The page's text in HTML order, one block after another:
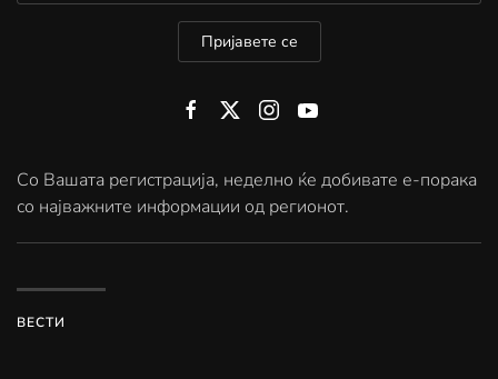
Пријавете се
Со Вашата регистрација, неделно ќе добивате е-порака
со најважните информации од регионот.
ВЕСТИ